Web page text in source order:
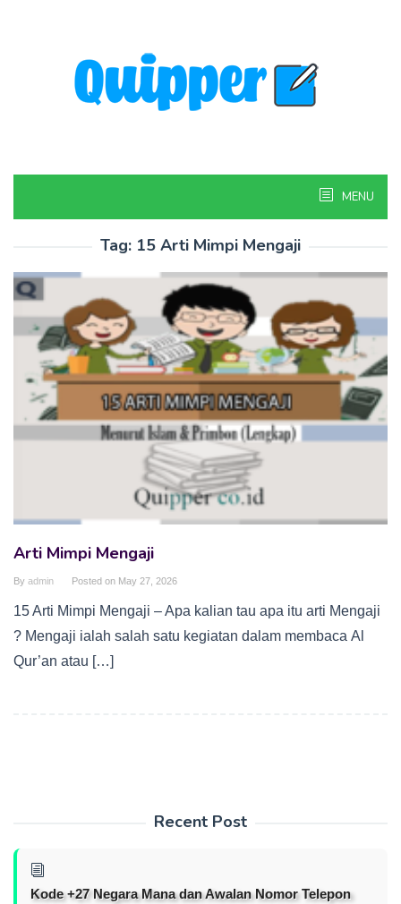
MENU
Tag: 15 Arti Mimpi Mengaji
Arti Mimpi Mengaji
By admin Posted on May 27, 2026
15 Arti Mimpi Mengaji – Apa kalian tau apa itu arti Mengaji
? Mengaji ialah salah satu kegiatan dalam membaca Al
Qur’an atau […]
Recent Post
Kode +27 Negara Mana dan Awalan Nomor Telepon